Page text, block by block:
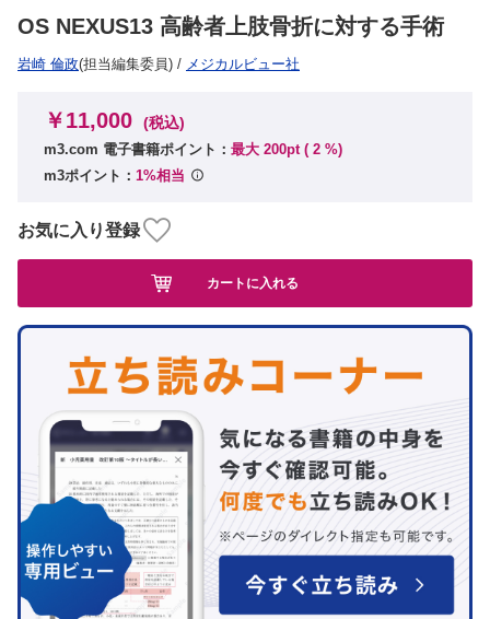
OS NEXUS13 高齢者上肢骨折に対する手術
岩崎 倫政(担当編集委員) / メジカルビュー社
￥11,000 (税込)
m3.com 電子書籍ポイント： 最大 200pt ( 2 %)
m3ポイント： 1%相当
お気に入り登録
カートに入れる